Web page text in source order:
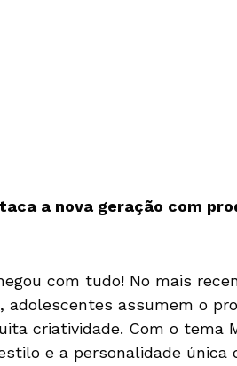
a nova geração com
com tudo! No mais
adolescentes assumem o
criatividade. Com o tema
e a personalidade única